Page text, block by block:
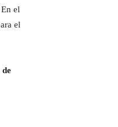
el
el
de